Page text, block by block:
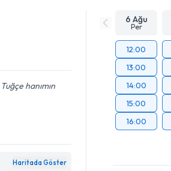
hanımın
Haritada Göster
6 Ağu
Per
12:00
13:00
14:00
15:00
16:00